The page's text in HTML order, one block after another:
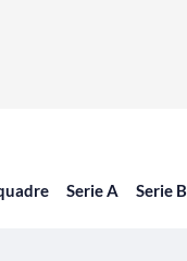
Serie A Serie B